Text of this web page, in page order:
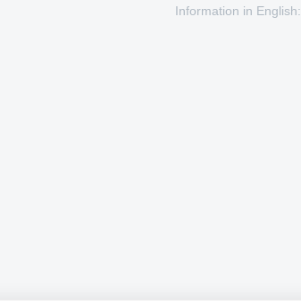
Information in English: